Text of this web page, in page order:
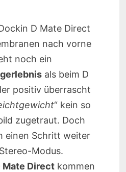
D Mate Direct
nach vorne
noch ein
als beim D
positiv überrascht
“ kein so
zugetraut. Doch
einen Schritt weiter
Modus.
Mate Directkommen